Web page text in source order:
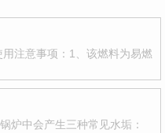
注意事项：1、该燃料为易燃
炉中会产生三种常见水垢：